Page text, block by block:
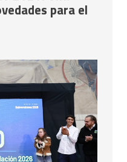
para el